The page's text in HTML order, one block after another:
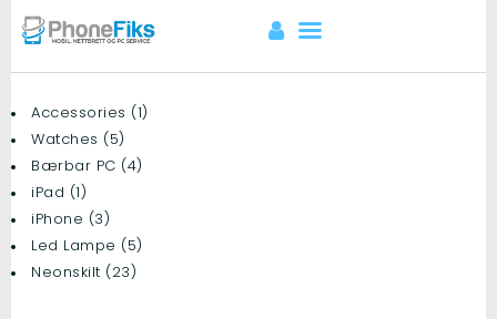
ANDROID
REPARASJON
Accessories 11
Watches 55
produkter
Bærbar PC 44
iPad 11
produkt
iPhone 33
produkter
Led Lampe 55
Neonskilt 2323